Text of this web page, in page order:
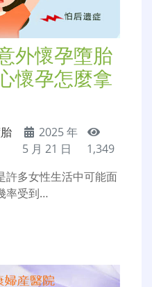
外懷孕墮胎
懷孕怎麼拿
2025 年
5 月 21 日
1,349
許多女性生活中可能面
率受到…